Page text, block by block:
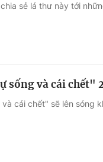
sẻ lá thư này tới
sống và cái chết"
cái chết" sẽ lên sóng